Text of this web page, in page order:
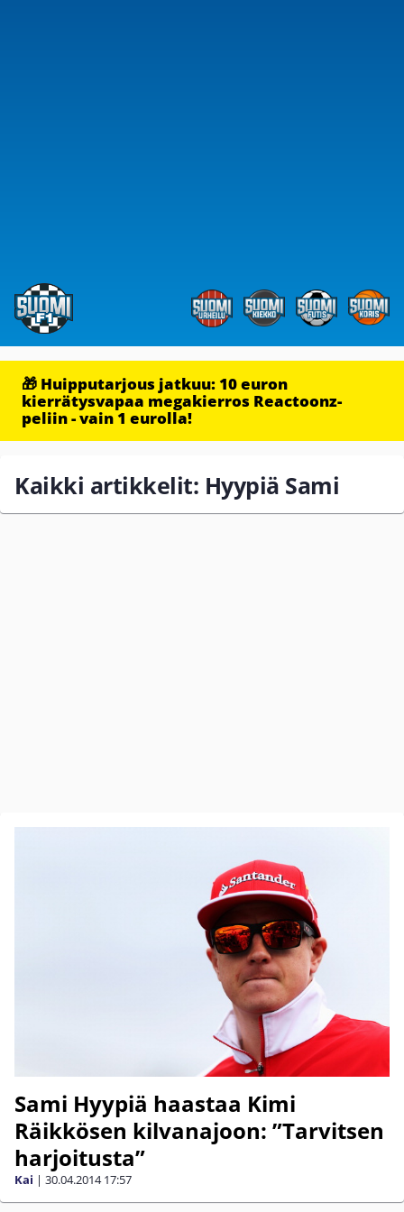
🎁 Huipputarjous jatkuu: 10 euron
kierrätysvapaa megakierros Reactoonz-
peliin - vain 1 eurolla!
Kaikki artikkelit: Hyypiä Sami
Sami Hyypiä haastaa Kimi
Räikkösen kilvanajoon: ”Tarvitsen
harjoitusta”
Kai | 30.04.2014 17:57